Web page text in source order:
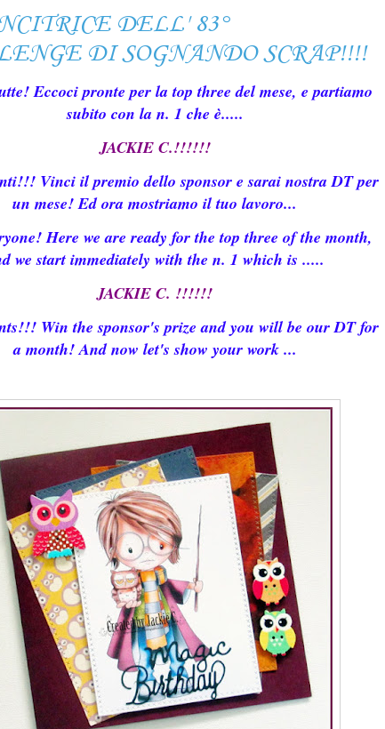
DELL' 83°
DI SOGNANDO SCRAP!!!!
Eccoci pronte per la top three del mese, e partiamo
subito con la n. 1 che è.....
JACKIE C.!!!!!!
Vinci il premio dello sponsor e sarai nostra DT per
un mese! Ed ora mostriamo il tuo lavoro...
Here we are ready for the top three of the month,
we start immediately with the n. 1 which is .....
JACKIE C. !!!!!!
Win the sponsor's prize and you will be our DT for
a month! And now let's show your work ...